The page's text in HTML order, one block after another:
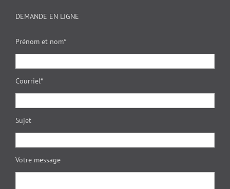
DEMANDE EN LIGNE
Prénom et nom*
Courriel*
Sujet
Votre message